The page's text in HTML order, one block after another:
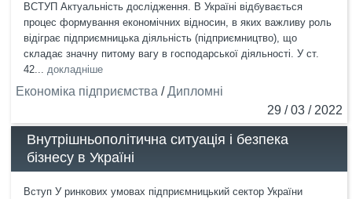
ВСТУП Актуальність дослідження. В Україні відбувається
процес формування економічних відносин, в яких важливу роль
відіграє підприємницька діяльність (підприємництво), що
складає значну питому вагу в господарської діяльності. У ст.
42... докладніше
Економіка підприємства /Дипломні
29 / 03 / 2022
Внутрішньополітична ситуація і безпека
бізнесу в Україні
Вступ У ринкових умовах підприємницький сектор України